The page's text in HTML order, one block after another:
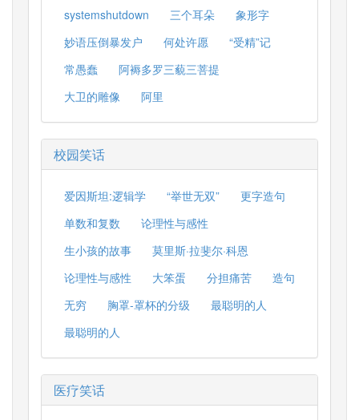
systemshutdown
三个耳朵
象形字
妙语压倒暴发户
何处许愿
“受精”记
常愚蠢
阿褥多罗三藐三菩提
大卫的雕像
阿里
校园笑话
爱因斯坦:逻辑学 “举世无双”
更字造句
单数和复数
论理性与感性
生小孩的故事
莫里斯·拉斐尔·科恩
论理性与感性
大笨蛋 分担痛苦
造句
无穷
胸罩-罩杯的分级
最聪明的人
最聪明的人
医疗笑话